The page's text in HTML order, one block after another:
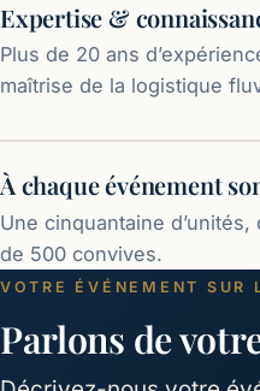
Expertise &
Plus de 20 ans
maîtrise de la logistique
À chaque événement
Une cinquantaine
de 500 convives.
VOTRE ÉVÉNEMENT SUR
Parlons de